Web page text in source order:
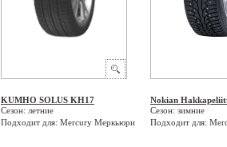
KUMHO SOLUS KH17
Сезон: летние
Подходит для: Mercury Меркьюри
Nokian
Сезон: зимние
Подходит для: